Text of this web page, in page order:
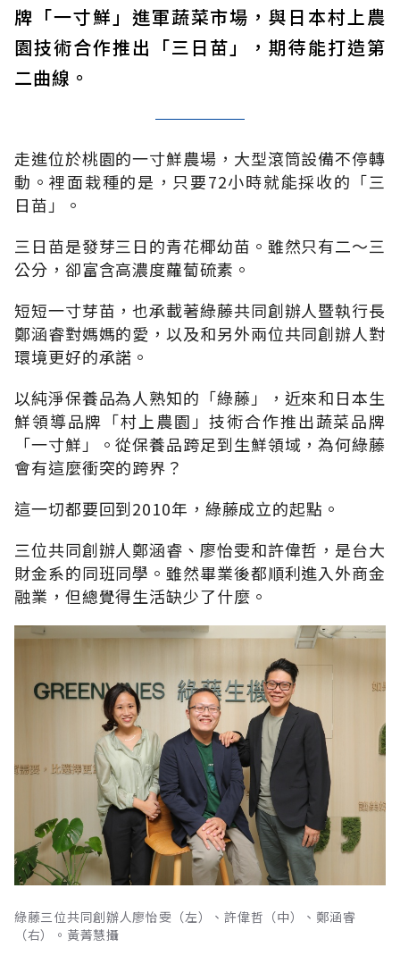
牌「一寸鮮」進軍蔬菜市場，與日本村上農
園技術合作推出「三日苗」，期待能打造第
二曲線。
走進位於桃園的一寸鮮農場，大型滾筒設備不停轉
動。裡面栽種的是，只要72小時就能採收的「三
日苗」。
三日苗是發芽三日的青花椰幼苗。雖然只有二～三
公分，卻富含高濃度蘿蔔硫素。
短短一寸芽苗，也承載著綠藤共同創辦人暨執行長
鄭涵睿對媽媽的愛，以及和另外兩位共同創辦人對
環境更好的承諾。
以純淨保養品為人熟知的「綠藤」，近來和日本生
鮮領導品牌「村上農園」技術合作推出蔬菜品牌
「一寸鮮」。從保養品跨足到生鮮領域，為何綠藤
會有這麼衝突的跨界？
這一切都要回到2010年，綠藤成立的起點。
三位共同創辦人鄭涵睿、廖怡雯和許偉哲，是台大
財金系的同班同學。雖然畢業後都順利進入外商金
融業，但總覺得生活缺少了什麼。
綠藤三位共同創辦人廖怡雯（左）、許偉哲（中）、鄭涵睿
（右）。黃菁慧攝